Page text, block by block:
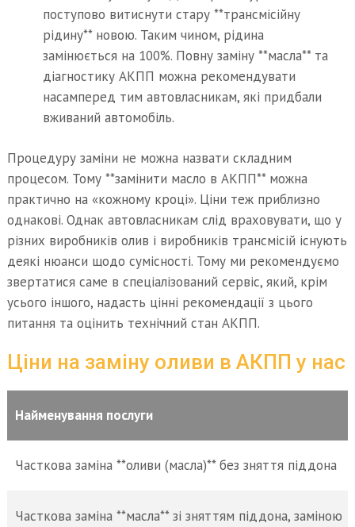
поступово витиснути стару **трансмісійну
рідину** новою. Таким чином, рідина
замінюється на 100%. Повну заміну **масла** та
діагностику АКПП можна рекомендувати
насамперед тим автовласникам, які придбали
вживаний автомобіль.
Процедуру заміни не можна назвати складним
процесом. Тому **замінити масло в АКПП** можна
практично на «кожному кроці». Ціни теж приблизно
однакові. Однак автовласникам слід враховувати, що у
різних виробників олив і виробників трансмісій існують
деякі нюанси щодо сумісності. Тому ми рекомендуємо
звертатися саме в спеціалізований сервіс, який, крім
усього іншого, надасть цінні рекомендації з цього
питання та оцінить технічний стан АКПП.
Ціни на заміну оливи в АКПП у нас
Найменування послуги
Часткова заміна **оливи (масла)** без зняття піддона
Часткова заміна **масла** зі зняттям піддона, заміною